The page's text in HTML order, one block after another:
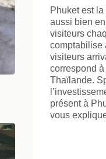
Phuket est
aussi bien
visiteurs
comptabilise
visiteurs
correspond
Thaïlande.
présent à
vous